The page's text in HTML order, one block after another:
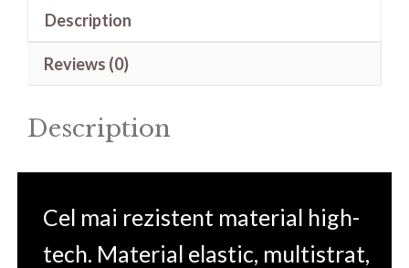
Description
Reviews (0)
Description
Cel mai rezistent material high-
tech. Material elastic, multistrat,